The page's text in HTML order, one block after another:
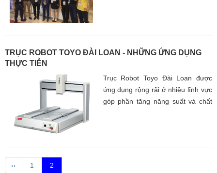
Sài Gòn (SECC)
TRỤC ROBOT TOYO ĐÀI LOAN - NHỮNG ỨNG DỤNG
THỰC TIỄN
Trục Robot Toyo Đài Loan được
ứng dụng rộng rãi ở nhiều lĩnh vực
góp phần tăng năng suất và chất
‹‹ 1 2